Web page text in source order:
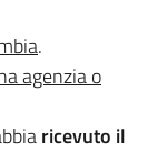
.
agenzia o
ricevuto il